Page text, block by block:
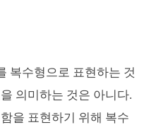
복수형으로 표현하는 것
의미하는 것은 아니다.
을 표현하기 위해 복수